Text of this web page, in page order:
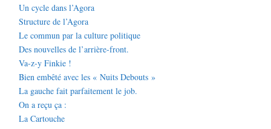
Un cycle dans l’Agora
Structure de l’Agora
Le commun par la culture politique
Des nouvelles de l’arrière-front.
Va-z-y Finkie !
Bien embêté avec les « Nuits Debouts »
La gauche fait parfaitement le job.
On a reçu ça :
La Cartouche